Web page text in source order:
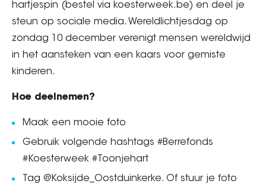
hartjespin (bestel via koesterweek.be) en deel je
steun op sociale media. Wereldlichtjesdag op
zondag 10 december verenigt mensen wereldwijd
in het aansteken van een kaars voor gemiste
kinderen.
Hoe deelnemen?
Maak een mooie foto
Gebruik volgende hashtags #Berrefonds
#Koesterweek #Toonjehart
Tag @Koksijde_Oostduinkerke. Of stuur je foto